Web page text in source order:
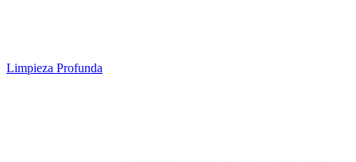
Limpieza Profunda